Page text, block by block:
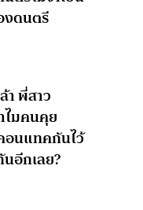
งดนตรี
า พี่สาว
ไมคนคุย
นแทคกันไว้
อีกเลย?